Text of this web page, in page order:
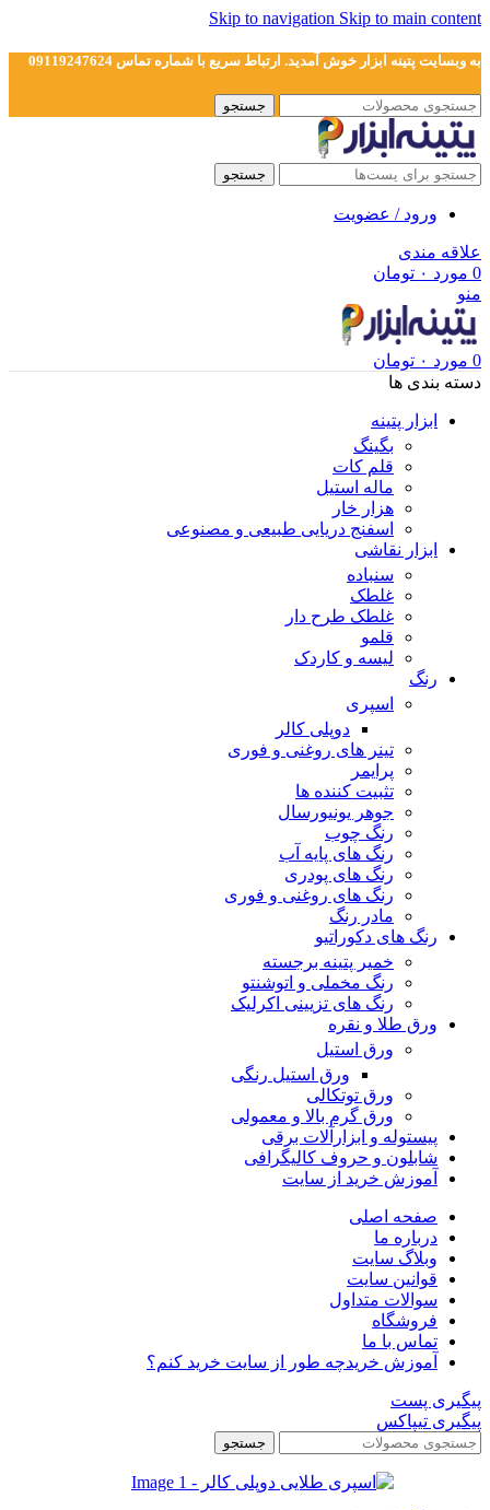
Skip to navigation Skip to main content
به وبسایت پتینه ابزار خوش آمدید. ارتباط سریع با شماره تماس 09119247624
جستجو
جستجو
ورود / عضویت
علاقه مندی
0 مورد ۰ تومان
منو
0 مورد ۰ تومان
دسته بندی ها
ابزار پتینه
بگینگ
قلم کات
ماله استیل
هزار خار
اسفنج دریایی طبیعی و مصنوعی
ابزار نقاشی
سنباده
غلطک
غلطک طرح دار
قلمو
لیسه و کاردک
رنگ
اسپری
دوپلی کالر
تینر های روغنی و فوری
پرایمر
تثبیت کننده ها
جوهر یونیورسال
رنگ چوب
رنگ‌ های پایه آب
رنگ های پودری
رنگ‌ های روغنی و فوری
مادر رنگ
رنگ های دکوراتیو
خمیر پتینه برجسته
رنگ مخملی و اتوشنتو
رنگ های تزیینی اکرلیک
ورق طلا و نقره
ورق استیل
ورق استیل رنگی
ورق توتکالی
ورق گرم بالا و معمولی
پیستوله و ابزارآلات برقی
شابلون و حروف کالیگرافی
آموزش خرید از سایت
صفحه اصلی
درباره ما
وبلاگ سایت
قوانین سایت
سوالات متداول
فروشگاه
تماس با ما
آموزش خریدچه طور از سایت خرید کنم؟
پیگیری پست
پیگیری تیپاکس
جستجو